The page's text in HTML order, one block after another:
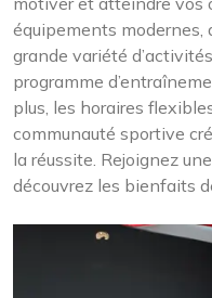
équipements modernes,
grande variété
programme
plus, les horaires
communauté sportive
la réussite. Rejoignez
découvrez les bienfaits